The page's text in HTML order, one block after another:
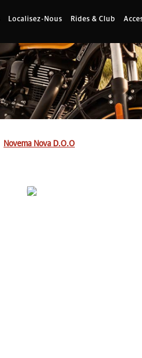
Localisez-Nous Rides & Club
Novema Nova D.O.O